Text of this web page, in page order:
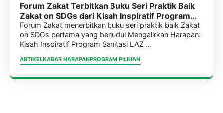
Forum Zakat Terbitkan Buku Seri Praktik Baik
Zakat on SDGs dari Kisah Inspiratif Program
Sanitasi LAZ Harfa
Forum Zakat menerbitkan buku seri praktik baik Zakat
on SDGs pertama yang berjudul Mengalirkan Harapan:
Kisah Inspiratif Program Sanitasi LAZ ...
ARTIKELKABAR HARAPANPROGRAM PILIHAN